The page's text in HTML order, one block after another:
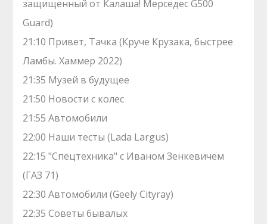
защищенный от Калаша! Мерседес G500
Guard)
21:10 Привет, Тачка (Круче Крузака, быстрее
Ламбы. Хаммер 2022)
21:35 Музей в будущее
21:50 Новости с колес
21:55 Автомобили
22:00 Наши тесты (Lada Largus)
22:15 "Спецтехника" с Иваном Зенкевичем
(ГАЗ 71)
22:30 Автомобили (Geely Cityray)
22:35 Советы бывалых